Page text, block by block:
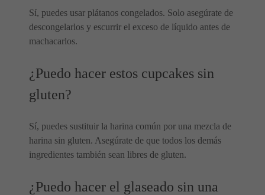
Sí, puedes usar plátanos congelados. Solo asegúrate de
descongelarlos y escurrir el exceso de líquido antes de
machacarlos.
¿Puedo hacer estos cupcakes sin
gluten?
Sí, puedes sustituir la harina común por una mezcla de
harina sin gluten. Asegúrate de que todos los demás
ingredientes también sean libres de gluten.
¿Puedo hacer el glaseado sin una